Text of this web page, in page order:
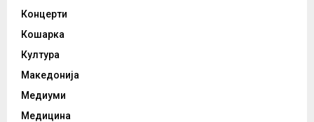
Концерти
Кошарка
Култура
Македонија
Медиуми
Медицина